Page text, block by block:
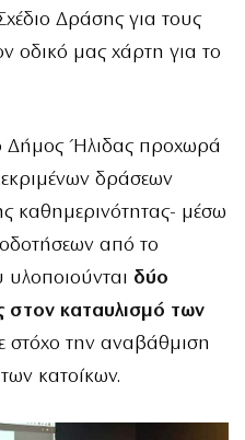
Δράσης για τους
οδικό μας χάρτη για το
ο Δήμος Ήλιδας προχωρά
δράσεων
καθημερινότητας- μέσω
από το
δύο
στον καταυλισμό των
στόχο την αναβάθμιση
κατοίκων.